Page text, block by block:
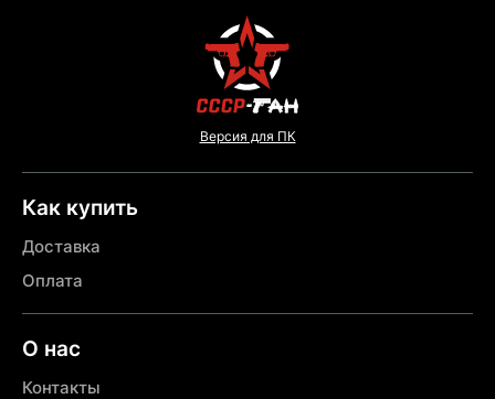
Версия для ПК
Как купить
Доставка
Оплата
О нас
Контакты